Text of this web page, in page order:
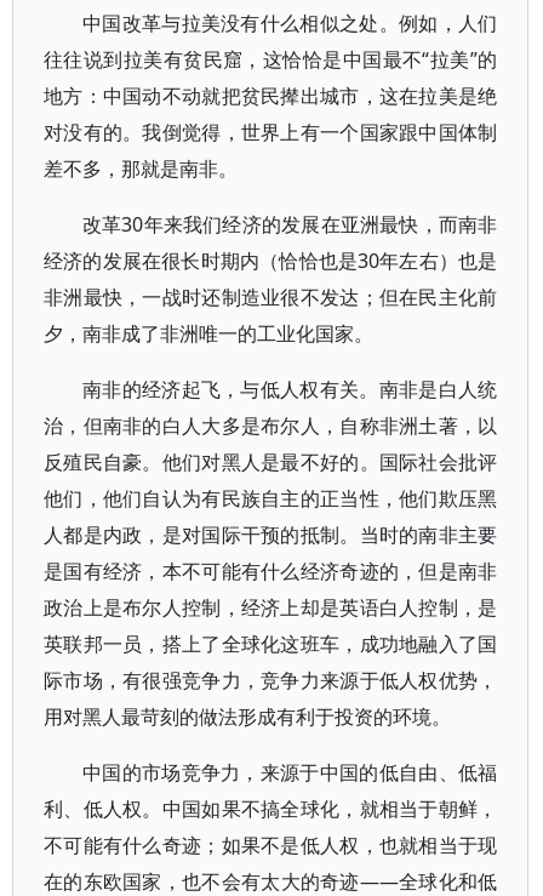
中国改革与拉美没有什么相似之处。例如，人们
往往说到拉美有贫民窟，这恰恰是中国最不“拉美”的
地方：中国动不动就把贫民撵出城市，这在拉美是绝
对没有的。我倒觉得，世界上有一个国家跟中国体制
差不多，那就是南非。
改革30年来我们经济的发展在亚洲最快，而南非
经济的发展在很长时期内（恰恰也是30年左右）也是
非洲最快，一战时还制造业很不发达；但在民主化前
夕，南非成了非洲唯一的工业化国家。
南非的经济起飞，与低人权有关。南非是白人统
治，但南非的白人大多是布尔人，自称非洲土著，以
反殖民自豪。他们对黑人是最不好的。国际社会批评
他们，他们自认为有民族自主的正当性，他们欺压黑
人都是内政，是对国际干预的抵制。当时的南非主要
是国有经济，本不可能有什么经济奇迹的，但是南非
政治上是布尔人控制，经济上却是英语白人控制，是
英联邦一员，搭上了全球化这班车，成功地融入了国
际市场，有很强竞争力，竞争力来源于低人权优势，
用对黑人最苛刻的做法形成有利于投资的环境。
中国的市场竞争力，来源于中国的低自由、低福
利、低人权。中国如果不搞全球化，就相当于朝鲜，
不可能有什么奇迹；如果不是低人权，也就相当于现
在的东欧国家，也不会有太大的奇迹——全球化和低